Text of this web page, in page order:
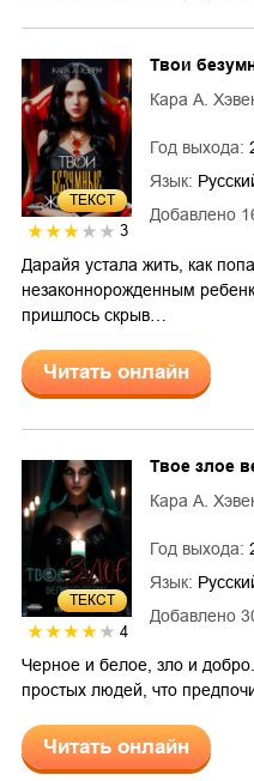
ТЕКСТ
3
Добавлено
Твои
Кара А.
Год выхода:
Язык:
Дарайя устала жить, как
незаконнорожденным
пришлось скрыв…
Читать онлайн
ТЕКСТ
4
Добавлено
Твое злое
Кара А.
Год выхода:
Язык:
Черное и белое, зло и
простых людей, что
Читать онлайн